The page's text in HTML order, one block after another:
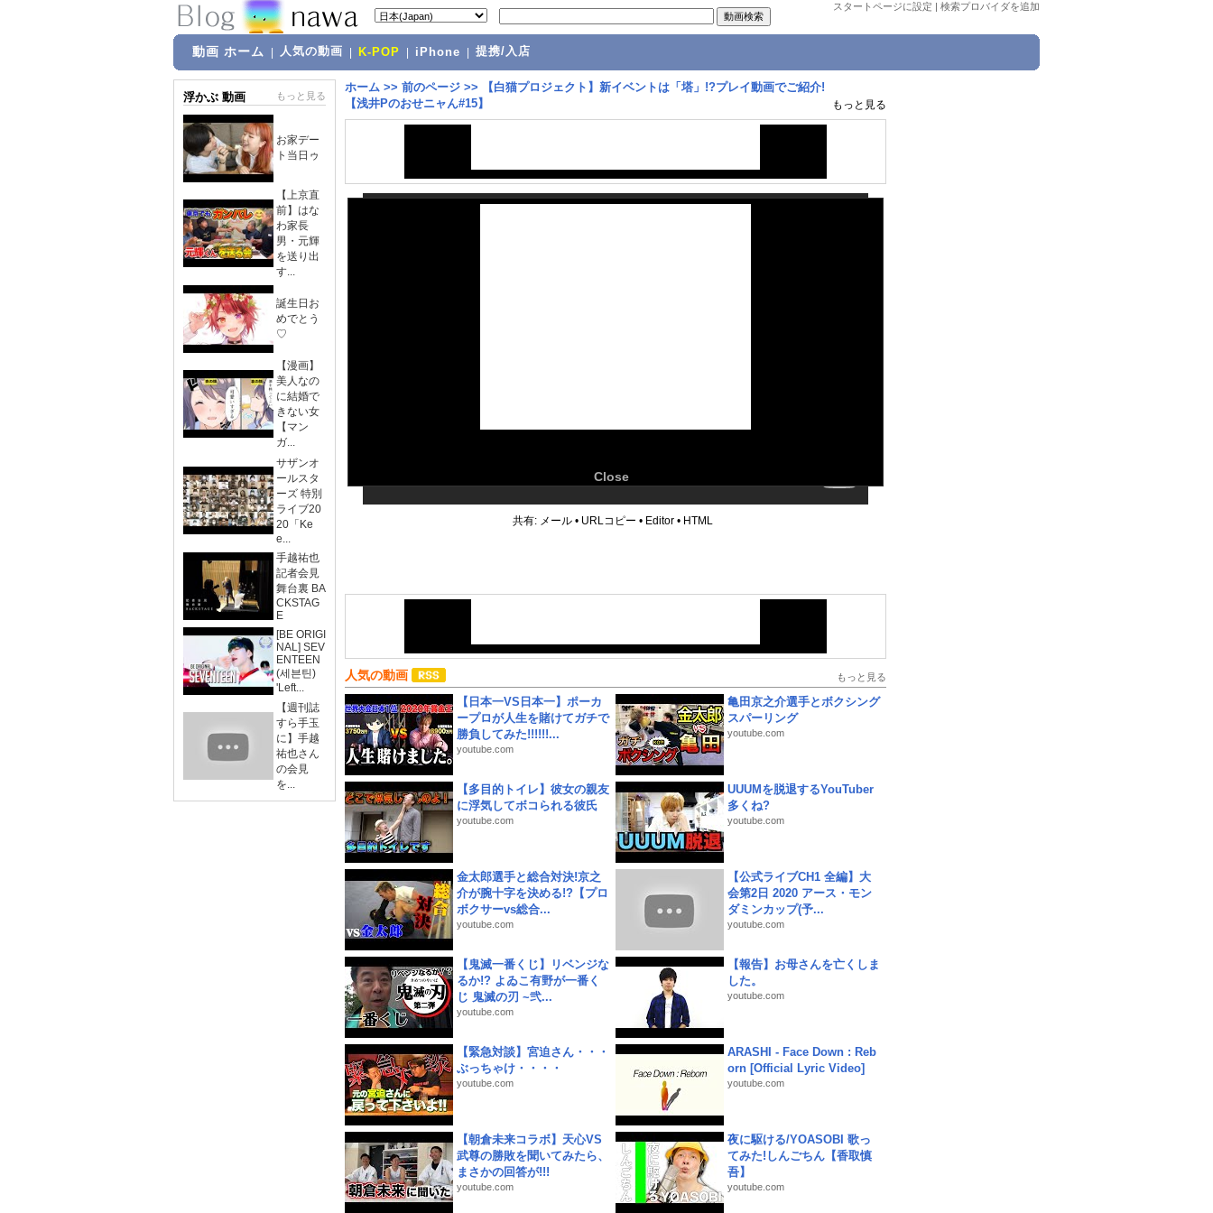
スタートページに設定 | 検索プロバイダを追加
動画 ホーム 人気の動画 K-POP iPhone 提携/入店
浮かぶ 動画 もっと見る
お家デー
ト当日ゥ
【上京直
前】はな
わ家長
男・元輝
を送り出
す...
誕生日お
めでとう
♡
【漫画】
美人なの
に結婚で
きない女
【マン
ガ...
サザンオ
ールスタ
ーズ 特別
ライブ20
20「Ke
e...
手越祐也
記者会見
舞台裏 BA
CKSTAG
E
[BE ORIGI
NAL] SEV
ENTEEN
(세븐틴)
'Left...
【週刊誌
すら手玉
に】手越
祐也さん
の会見
を...
ホーム >> 前のページ >>
【白猫プロジェクト】新イベントは「塔」!?プレイ動画でご紹介!
【浅井Pのおせニャん#15】
もっと見る
Close
共有: メール • URLコピー • Editor • HTML
人気の動画 もっと見る
【日本一VS日本一】ポーカ
ープロが人生を賭けてガチで
勝負してみた!!!!!!...
youtube.com
亀田京之介選手とボクシング
スパーリング
youtube.com
【多目的トイレ】彼女の親友
に浮気してボコられる彼氏
youtube.com
UUUMを脱退するYouTuber
多くね?
youtube.com
金太郎選手と総合対決!京之
介が腕十字を決める!?【プロ
ボクサーvs総合...
youtube.com
【公式ライブCH1 全編】大
会第2日 2020 アース・モン
ダミンカップ(予...
youtube.com
【鬼滅一番くじ】リベンジな
るか!? よゐこ有野が一番く
じ 鬼滅の刃 ~弐...
youtube.com
【報告】お母さんを亡くしま
した。
youtube.com
【緊急対談】宮迫さん・・・
ぶっちゃけ・・・・
youtube.com
ARASHI - Face Down : Reb
orn [Official Lyric Video]
youtube.com
【朝倉未来コラボ】天心VS
武尊の勝敗を聞いてみたら、
まさかの回答が!!!
youtube.com
夜に駆ける/YOASOBI 歌っ
てみた!しんごちん【香取慎
吾】
youtube.com